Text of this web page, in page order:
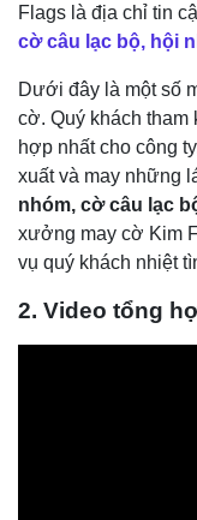
Flags là địa chỉ tin
cờ câu lạc bộ, hội
Dưới đây là một số
cờ. Quý khách tham
hợp nhất cho công
xuất và may những
nhóm, cờ câu lạc
xưởng may cờ Kim
vụ quý khách nhiệt
2. Video tổng